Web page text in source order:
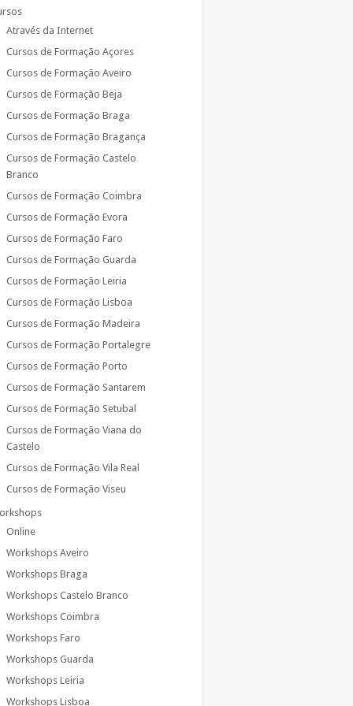
Através da Internet
Cursos de Formação Açores
Cursos de Formação Aveiro
Cursos de Formação Beja
Cursos de Formação Braga
Cursos de Formação Bragança
Cursos de Formação Castelo
Branco
Cursos de Formação Coimbra
Cursos de Formação Evora
Cursos de Formação Faro
Cursos de Formação Guarda
Cursos de Formação Leiria
Cursos de Formação Lisboa
Cursos de Formação Madeira
Cursos de Formação Portalegre
Cursos de Formação Porto
Cursos de Formação Santarem
Cursos de Formação Setubal
Cursos de Formação Viana do
Castelo
Cursos de Formação Vila Real
Cursos de Formação Viseu
Online
Workshops Aveiro
Workshops Braga
Workshops Castelo Branco
Workshops Coimbra
Workshops Faro
Workshops Guarda
Workshops Leiria
Workshops Lisboa